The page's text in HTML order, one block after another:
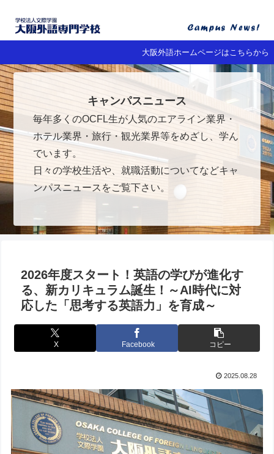
大阪外語ホームページはこちらから
キャンパスニュース
毎年多くのOCFL生が人気のエアライン業界・
ホテル業界・旅行・観光業界等をめざし、学ん
でいます。
日々の学校生活や、就職活動についてなどキャ
ンパスニュースをご覧下さい。
2026年度スタート！英語の学びが進化す
る、新カリキュラム誕生！～AI時代に対
応した「思考する英語力」を育成～
X Facebook コピー
2025.08.28